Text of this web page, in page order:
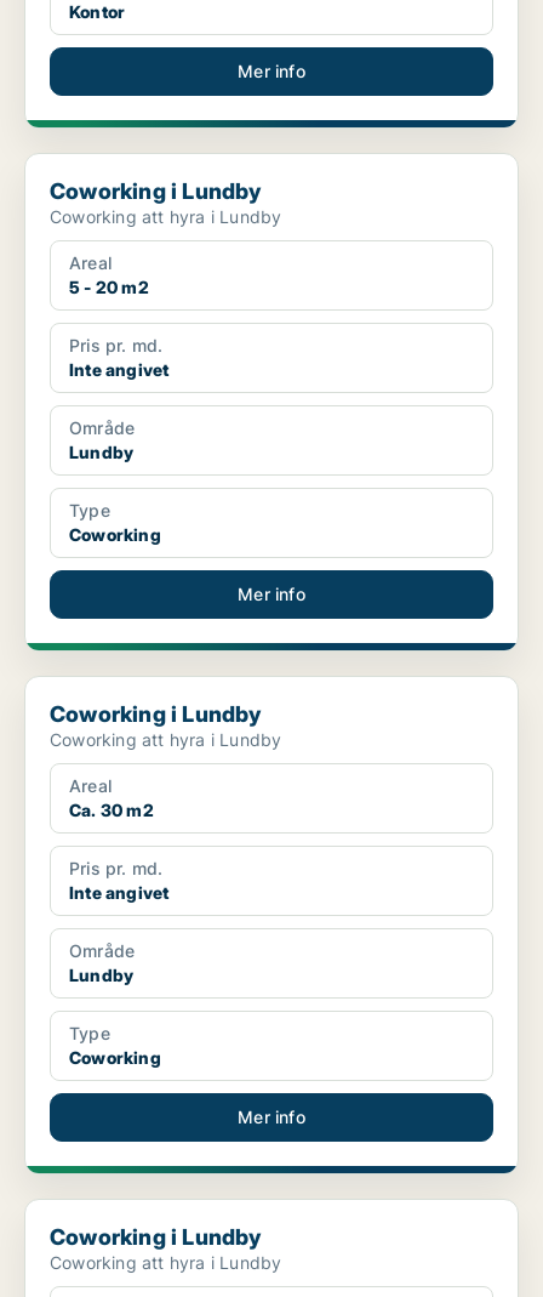
Kontor
Mer info
Coworking i Lundby
Coworking i Lundby
Coworking att hyra i Lundby
Areal
5 - 20 m2
Pris pr. md.
Inte angivet
Område
Lundby
Type
Coworking
Mer info
Coworking i Lundby
Coworking i Lundby
Coworking att hyra i Lundby
Areal
Ca. 30 m2
Pris pr. md.
Inte angivet
Område
Lundby
Type
Coworking
Mer info
Coworking i Lundby
Coworking i Lundby
Coworking att hyra i Lundby